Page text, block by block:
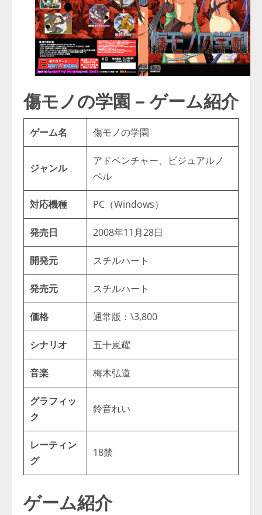
傷モノの学園 – ゲーム紹介
ゲーム名 傷モノの学園
ジャンル
アドベンチャー、ビジュアルノ
ベル
対応機種 PC（Windows）
発売日 2008年11月28日
開発元 スチルハート
発売元 スチルハート
価格 通常版：\3,800
シナリオ 五十嵐耀
音楽 梅木弘道
グラフィッ
ク
鈴音れい
レーティン
グ
18禁
ゲーム紹介